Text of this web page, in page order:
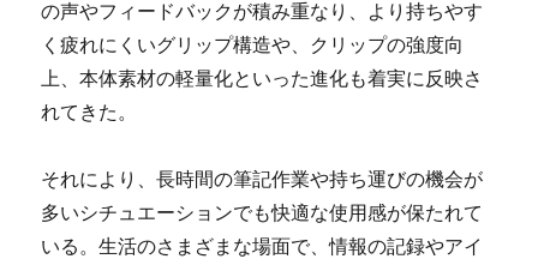
の声やフィードバックが積み重なり、より持ちやす
く疲れにくいグリップ構造や、クリップの強度向
上、本体素材の軽量化といった進化も着実に反映さ
れてきた。
それにより、長時間の筆記作業や持ち運びの機会が
多いシチュエーションでも快適な使用感が保たれて
いる。生活のさまざまな場面で、情報の記録やアイ